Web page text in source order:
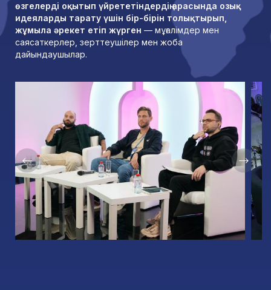
өзгелерді оқытып үйрететіндердің арасында озық
идеяларды тарату үшін бір-бірін толықтырып,
жұмыла әрекет етіп жүрген — мұғалімдер мен
саясаткерлер, зерттеушілер мен жоба
дайындаушылар.